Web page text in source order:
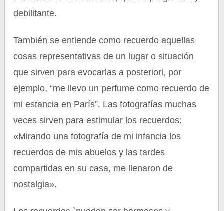
debilitante.
También se entiende como recuerdo aquellas
cosas representativas de un lugar o situación
que sirven para evocarlas a posteriori, por
ejemplo, “me llevo un perfume como recuerdo de
mi estancia en París”. Las fotografías muchas
veces sirven para estimular los recuerdos:
«Mirando una fotografía de mi infancia los
recuerdos de mis abuelos y las tardes
compartidas en su casa, me llenaron de
nostalgia».